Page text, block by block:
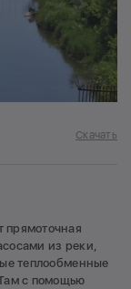
Скачать
прямоточная
из реки,
теплообменные
с помощью